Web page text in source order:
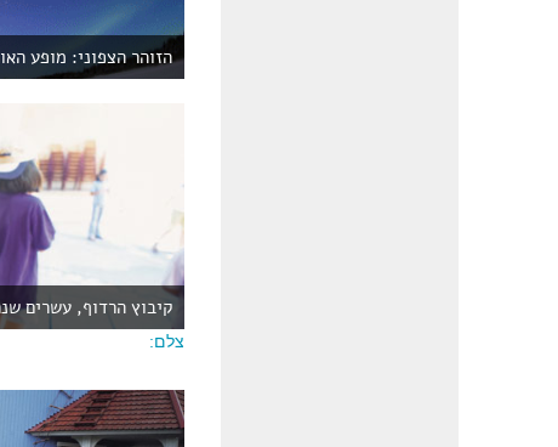
הזוהר הצפוני: מופע
קיבוץ הרדוף, עשרים
צלם: